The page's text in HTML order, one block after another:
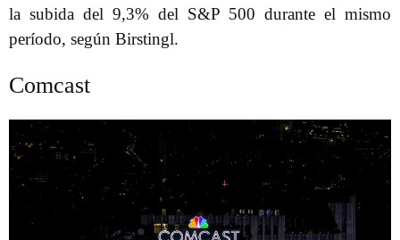
la subida del 9,3% del S&P 500 durante el mismo
período, según Birstingl.
Comcast